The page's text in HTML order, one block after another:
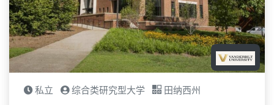
私立 综合类研究型大学 田纳西州